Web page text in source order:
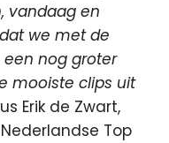
vandaag en
we met de
een nog groter
mooiste clips uit
Erik de Zwart,
Top